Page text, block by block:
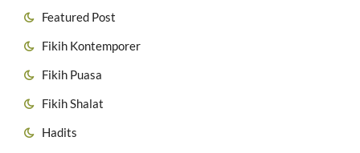
Featured Post
Fikih Kontemporer
Fikih Puasa
Fikih Shalat
Hadits